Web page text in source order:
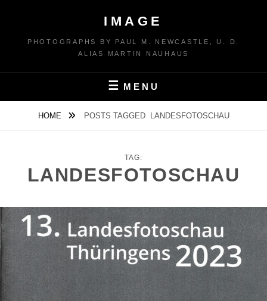
content
IMAGE
PHOTOGRAPHS BY PAUL M. NEWCASTLE, U. D.
ALIAS MARTIN NAUHAUS
MENU
HOME POSTS TAGGED LANDESFOTOSCHAU
TAG:
LANDESFOTOSCHAU